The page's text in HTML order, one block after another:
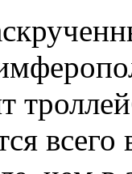
всего